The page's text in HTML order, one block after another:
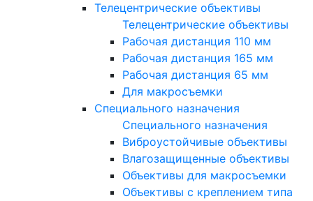
Телецентрические объективы
Телецентрические объективы
Рабочая дистанция 110 мм
Рабочая дистанция 165 мм
Рабочая дистанция 65 мм
Для макросъемки
Специального назначения
Специального назначения
Виброустойчивые объективы
Влагозащищенные объективы
Объективы для макросъемки
Объективы с креплением типа